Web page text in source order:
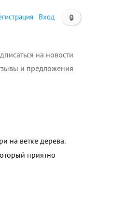
🔒
Вход
на новости
и предложения
на ветке дерева.
приятно